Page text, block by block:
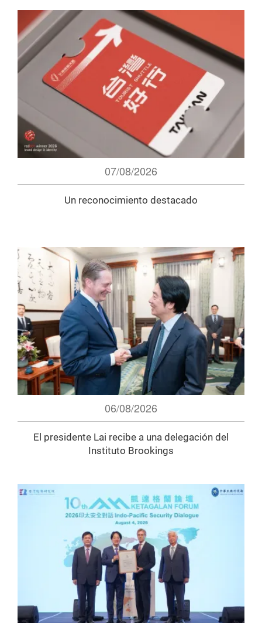
07/08/2026
Un reconocimiento destacado
06/08/2026
El presidente Lai recibe a una delegación del
Instituto Brookings